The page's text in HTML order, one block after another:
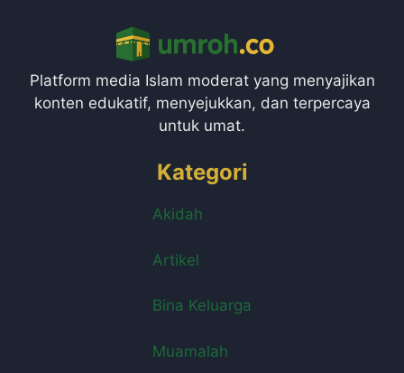
Platform media Islam moderat yang menyajikan
konten edukatif, menyejukkan, dan terpercaya
untuk umat.
Kategori
Akidah
Artikel
Bina Keluarga
Muamalah